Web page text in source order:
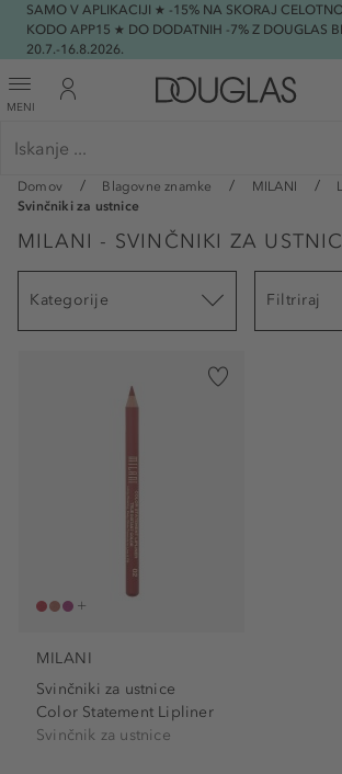
SAMO V APLIKACIJI ★ -15% NA SKORAJ
KODO APP15 ★ DO DODATNIH -7% Z DOUGLAS
20.7.-16.8.2026.
MENI
Domov Blagovne znamke MILANI
Svinčniki za ustnice
MILANI - SVINČNIKI ZA
Kategorije Filtriraj
MILANI
Svinčniki za ustnice
Color Statement Lipliner
Svinčnik za ustnice